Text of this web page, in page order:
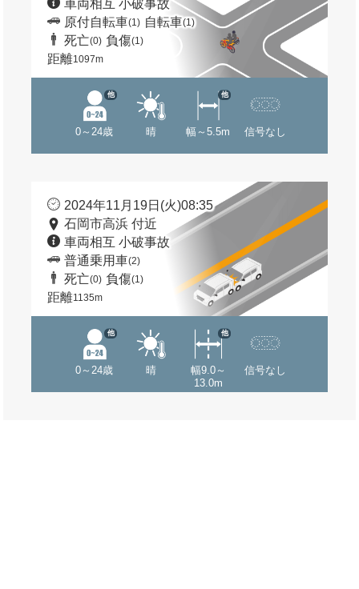
車両相互 小破事故
原付自転車(1) 自転車(1)
死亡(0) 負傷(1)
距離1097m
0～24歳
他
晴 幅～5.5m
他
信号なし
2024年11月19日(火)08:35
石岡市高浜 付近
車両相互 小破事故
普通乗用車(2)
死亡(0) 負傷(1)
距離1135m
0～24歳
他
晴
幅9.0～
13.0m
他
信号なし